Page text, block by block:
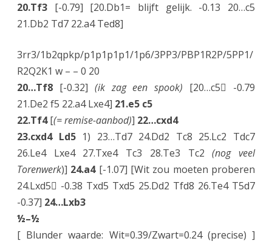
20.Tf3 [-0.79] [20.Db1= blijft gelijk. -0.13 20…c5
21.Db2 Td7 22.a4 Ted8]
3rr3/1b2qpkp/p1p1p1p1/1p6/3PP3/PBP1R2P/5PP1/
R2Q2K1 w – – 0 20
20…Tf8 [-0.32] (ik zag een spook) [20…c5 -0.79
21.De2 f5 22.a4 Lxe4] 21.e5 c5
22.Tf4[(= remise-aanbod)] 22…cxd4
23.cxd4 Ld5 1) 23…Td7 24.Dd2 Tc8 25.Lc2 Tdc7
26.Le4 Lxe4 27.Txe4 Tc3 28.Te3 Tc2(nog veel
Torenwerk)] 24.a4[-1.07] [Wit zou moeten proberen
24.Lxd5 -0.38 Txd5 Txd5 25.Dd2 Tfd8 26.Te4 T5d7
-0.37] 24…Lxb3
½–½
[ Blunder waarde: Wit=0.39/Zwart=0.24 (precise) ]